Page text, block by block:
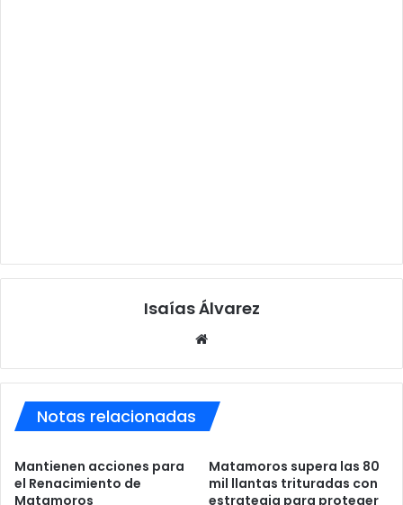
Isaías Álvarez
Notas relacionadas
Mantienen acciones para
el Renacimiento de
Matamoros
Matamoros supera las 80
mil llantas trituradas con
estrategia para proteger